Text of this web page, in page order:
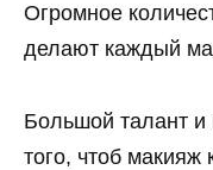
Огромное
делают каждый
Большой талант и
того, чтоб макияж